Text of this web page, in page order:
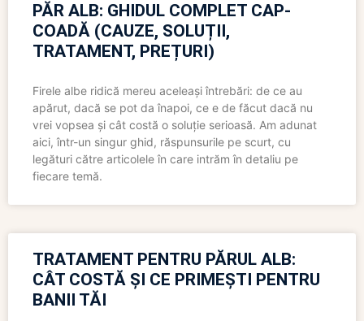
PĂR ALB: GHIDUL COMPLET CAP-
COADĂ (CAUZE, SOLUȚII,
TRATAMENT, PREȚURI)
Firele albe ridică mereu aceleași întrebări: de ce au
apărut, dacă se pot da înapoi, ce e de făcut dacă nu
vrei vopsea și cât costă o soluție serioasă. Am adunat
aici, într-un singur ghid, răspunsurile pe scurt, cu
legături către articolele în care intrăm în detaliu pe
fiecare temă.
TRATAMENT PENTRU PĂRUL ALB:
CÂT COSTĂ ȘI CE PRIMEȘTI PENTRU
BANII TĂI